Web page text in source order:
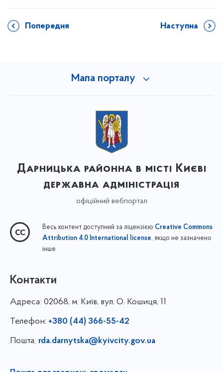
Попередня Наступна
Мапа порталу
Дарницька районна в місті Києві
державна адміністрація
офіційний вебпортал
Весь контент доступний за ліцензією Creative Commons
Attribution 4.0 International license, якщо не зазначено
інше
Контакти
Адреса: 02068, м. Київ, вул. О. Кошиця, 11
Телефон: +380 (44) 366-55-42
Пошта: rda.darnytska@kyivcity.gov.ua